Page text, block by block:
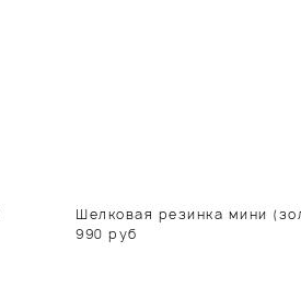
Шелковая резинка мини
990 руб